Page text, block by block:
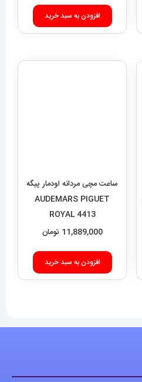
افزودن به سبد خرید
ساعت مچی مردانه اودمار پیگه
AUDEMARS PIGUET
ROYAL 4413
11,889,000 تومان
افزودن به سبد خرید